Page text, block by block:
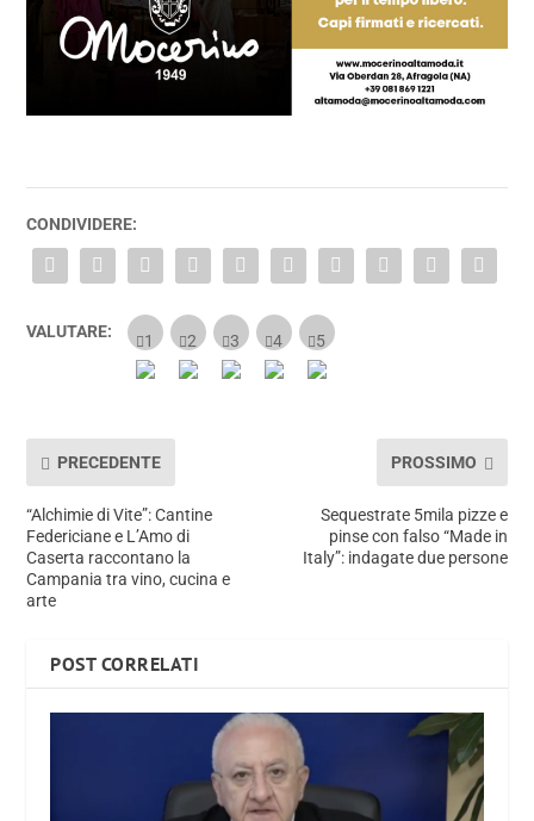
CONDIVIDERE:
VALUTARE:
PRECEDENTE
“Alchimie di Vite”: Cantine
Federiciane e L’Amo di
Caserta raccontano la
Campania tra vino, cucina e
arte
PROSSIMO
Sequestrate 5mila pizze e
pinse con falso “Made in
Italy”: indagate due persone
POST CORRELATI